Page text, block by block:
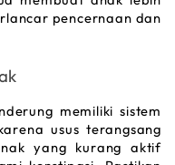
pencernaan dan
memiliki sistem
usus terangsang
yang kurang aktif